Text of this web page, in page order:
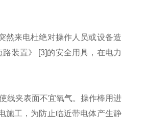
然来电杜绝对操作人员或设备造
装置》 [3]的安全用具，在电力
线夹表面不宜氧气。操作棒用进
施工，为防止临近带电体产生静